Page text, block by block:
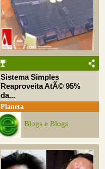
Sistema Simples
Reaproveita AtÃ© 95%
da...
Planeta
Blogs e Blogs